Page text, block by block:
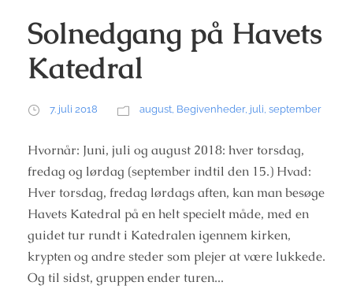
Solnedgang på Havets
Katedral
7. juli 2018 august, Begivenheder, juli, september
Hvornår: Juni, juli og august 2018: hver torsdag,
fredag og lørdag (september indtil den 15.) Hvad:
Hver torsdag, fredag lørdags aften, kan man besøge
Havets Katedral på en helt specielt måde, med en
guidet tur rundt i Katedralen igennem kirken,
krypten og andre steder som plejer at være lukkede.
Og til sidst, gruppen ender turen...